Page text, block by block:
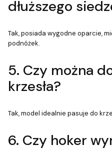
dłuższego
Tak, posiada wygodne oparcie,
podnóżek.
5. Czy można
krzesła?
Tak, model idealnie pasuje do
6. Czy hoker